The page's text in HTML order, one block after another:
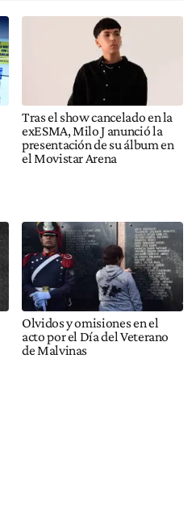
Tras el show cancelado en la
exESMA, Milo J anunció la
presentación de su álbum en
el Movistar Arena
Olvidos y omisiones en el
acto por el Día del Veterano
de Malvinas